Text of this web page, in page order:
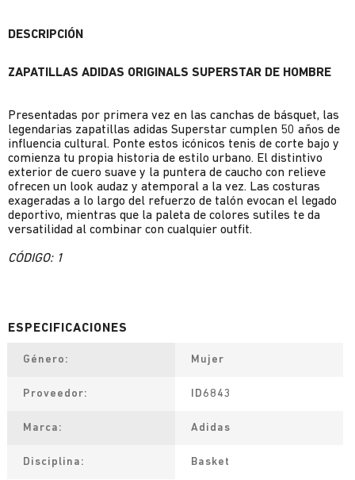
DESCRIPCIÓN
ZAPATILLAS ADIDAS ORIGINALS SUPERSTAR DE HOMBRE
Presentadas por primera vez en las canchas de básquet, las
legendarias zapatillas adidas Superstar cumplen 50 años de
influencia cultural. Ponte estos icónicos tenis de corte bajo y
comienza tu propia historia de estilo urbano. El distintivo
exterior de cuero suave y la puntera de caucho con relieve
ofrecen un look audaz y atemporal a la vez. Las costuras
exageradas a lo largo del refuerzo de talón evocan el legado
deportivo, mientras que la paleta de colores sutiles te da
versatilidad al combinar con cualquier outfit.
CÓDIGO: 1
Género Mujer
Proveedor ID6843
Marca Adidas
Disciplina Basket